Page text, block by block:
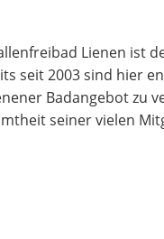
Lienen ist
seit 2003 sind hier
Badangebot zu
seiner vielen